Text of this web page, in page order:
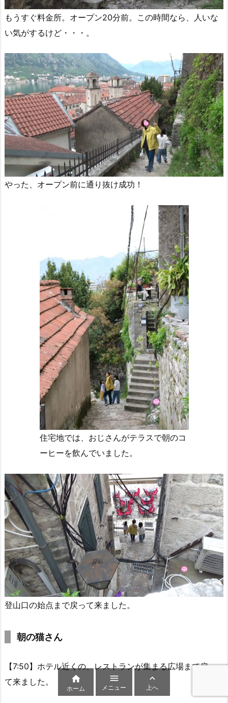
もうすぐ料金所。オープン20分前。この時間なら、人いな
い気がするけど・・・。
やった、オープン前に通り抜け成功！
住宅地では、おじさんがテラスで朝のコ
ーヒーを飲んでいました。
登山口の始点まで戻って来ました。
朝の猫さん
【7:50】ホテル近くの、レストランが集まる広場まで戻っ
て来ました。

ホーム

メニュー

上へ